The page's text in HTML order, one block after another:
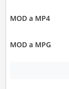
MOD a MP4
MOD a MPG